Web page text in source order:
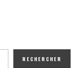
RECHERCHER